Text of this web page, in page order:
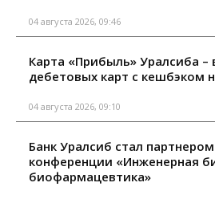
04 августа 2026, 09:46
Карта «Прибыль» Уралсиба
дебетовых карт с кешбэком
04 августа 2026, 09:10
Банк Уралсиб стал
конференции «Инженерная
биофармацевтика»